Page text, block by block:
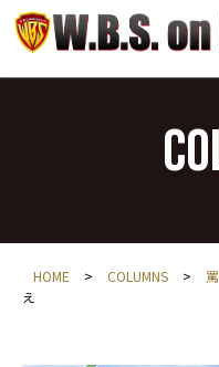
HOME > COLUMNS >
え